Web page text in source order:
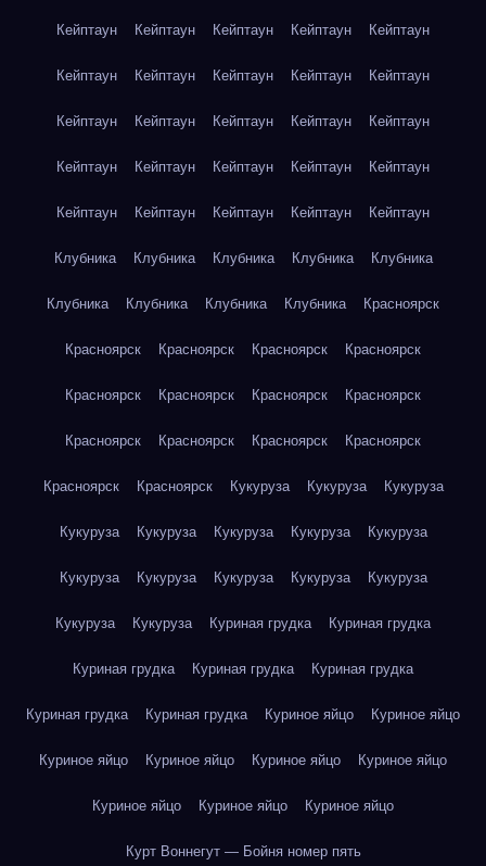
Кейптаун Кейптаун Кейптаун Кейптаун Кейптаун
Кейптаун Кейптаун Кейптаун Кейптаун Кейптаун
Кейптаун Кейптаун Кейптаун Кейптаун Кейптаун
Кейптаун Кейптаун Кейптаун Кейптаун Кейптаун
Кейптаун Кейптаун Кейптаун Кейптаун Кейптаун
Клубника Клубника Клубника Клубника Клубника
Клубника Клубника Клубника Клубника Красноярск
Красноярск Красноярск Красноярск Красноярск
Красноярск Красноярск Красноярск Красноярск
Красноярск Красноярск Красноярск Красноярск
Красноярск Красноярск Кукуруза Кукуруза Кукуруза
Кукуруза Кукуруза Кукуруза Кукуруза Кукуруза
Кукуруза Кукуруза Кукуруза Кукуруза Кукуруза
Кукуруза Кукуруза Куриная грудка Куриная грудка
Куриная грудка Куриная грудка Куриная грудка
Куриная грудка Куриная грудка Куриное яйцо Куриное яйцо
Куриное яйцо Куриное яйцо Куриное яйцо Куриное яйцо
Куриное яйцо Куриное яйцо Куриное яйцо
Курт Воннегут — Бойня номер пять